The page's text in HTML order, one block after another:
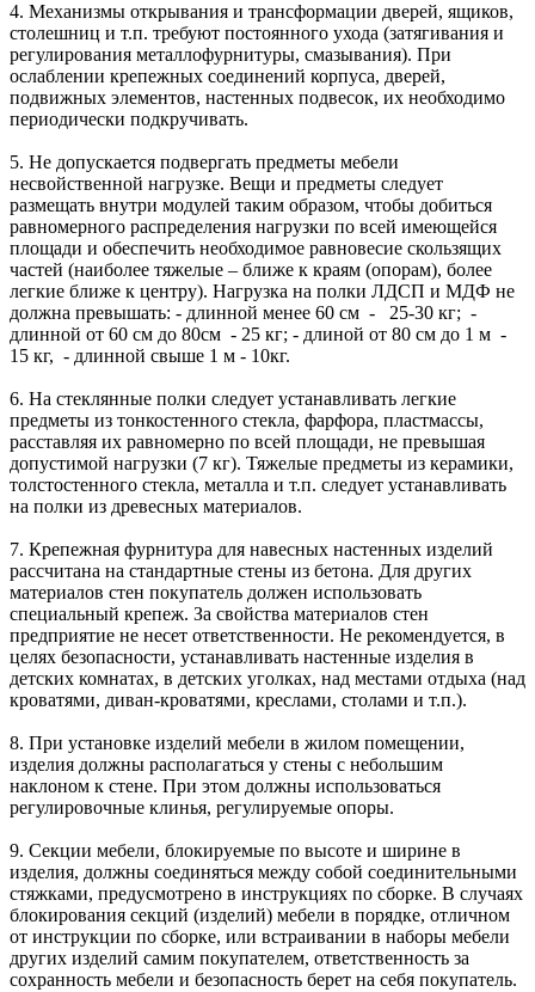
4. Механизмы открывания и трансформации дверей, ящиков,
столешниц и т.п. требуют постоянного ухода (затягивания и
регулирования металлофурнитуры, смазывания). При
ослаблении крепежных соединений корпуса, дверей,
подвижных элементов, настенных подвесок, их необходимо
периодически подкручивать.
5. Не допускается подвергать предметы мебели
несвойственной нагрузке. Вещи и предметы следует
размещать внутри модулей таким образом, чтобы добиться
равномерного распределения нагрузки по всей имеющейся
площади и обеспечить необходимое равновесие скользящих
частей (наиболее тяжелые – ближе к краям (опорам), более
легкие ближе к центру). Нагрузка на полки ЛДСП и МДФ не
должна превышать: - длинной менее 60 см - 25-30 кг; -
длинной от 60 см до 80см - 25 кг; - длиной от 80 см до 1 м -
15 кг, - длинной свыше 1 м - 10кг.
6. На стеклянные полки следует устанавливать легкие
предметы из тонкостенного стекла, фарфора, пластмассы,
расставляя их равномерно по всей площади, не превышая
допустимой нагрузки (7 кг). Тяжелые предметы из керамики,
толстостенного стекла, металла и т.п. следует устанавливать
на полки из древесных материалов.
7. Крепежная фурнитура для навесных настенных изделий
рассчитана на стандартные стены из бетона. Для других
материалов стен покупатель должен использовать
специальный крепеж. За свойства материалов стен
предприятие не несет ответственности. Не рекомендуется, в
целях безопасности, устанавливать настенные изделия в
детских комнатах, в детских уголках, над местами отдыха (над
кроватями, диван-кроватями, креслами, столами и т.п.).
8. При установке изделий мебели в жилом помещении,
изделия должны располагаться у стены с небольшим
наклоном к стене. При этом должны использоваться
регулировочные клинья, регулируемые опоры.
9. Секции мебели, блокируемые по высоте и ширине в
изделия, должны соединяться между собой соединительными
стяжками, предусмотрено в инструкциях по сборке. В случаях
блокирования секций (изделий) мебели в порядке, отличном
от инструкции по сборке, или встраивании в наборы мебели
других изделий самим покупателем, ответственность за
сохранность мебели и безопасность берет на себя покупатель.